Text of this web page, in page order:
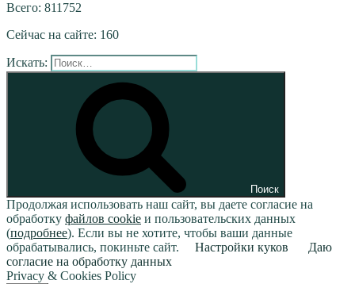
Всего: 811752
Сейчас на сайте: 160
Искать:
Поиск
Продолжая использовать наш сайт, вы даете согласие на
обработку файлов cookie и пользовательских данных
(подробнее). Если вы не хотите, чтобы ваши данные
обрабатывались, покиньте сайт.
Настройки куков
Даю
согласие на обработку данных
Privacy & Cookies Policy